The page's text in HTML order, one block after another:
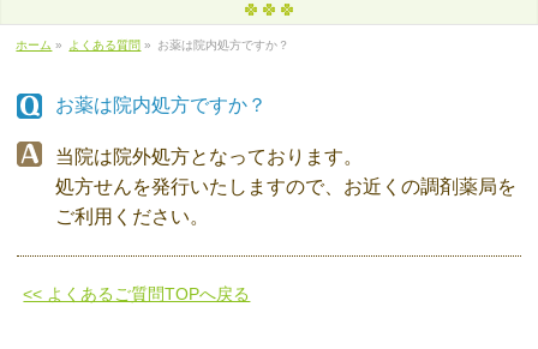
ホーム » よくある質問 » お薬は院内処方ですか？
お薬は院内処方ですか？
当院は院外処方となっております。
処方せんを発行いたしますので、お近くの調剤薬局を
ご利用ください。
<< よくあるご質問TOPへ戻る